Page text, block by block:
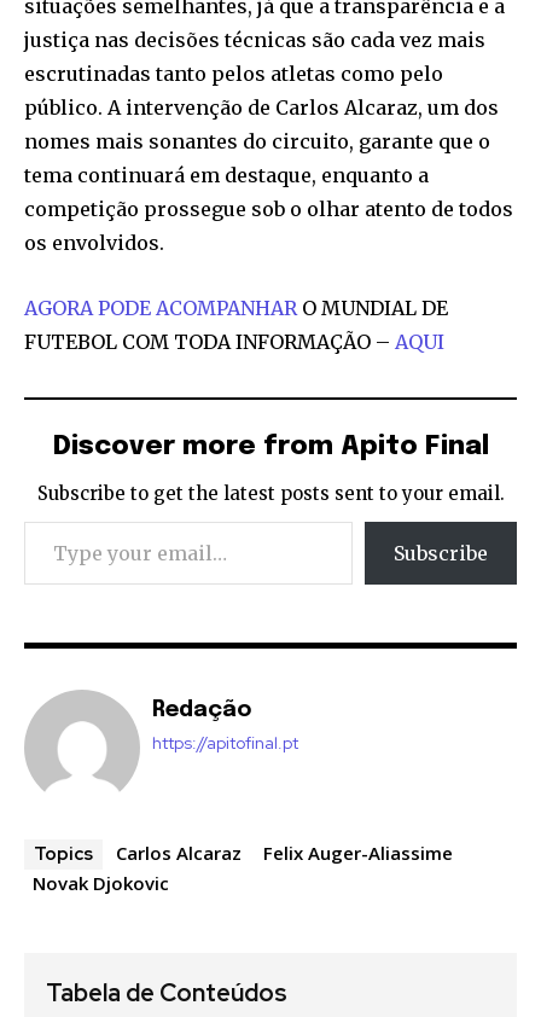
situações semelhantes, já que a transparência e a
justiça nas decisões técnicas são cada vez mais
escrutinadas tanto pelos atletas como pelo
público. A intervenção de Carlos Alcaraz, um dos
nomes mais sonantes do circuito, garante que o
tema continuará em destaque, enquanto a
competição prossegue sob o olhar atento de todos
os envolvidos.
AGORA PODE ACOMPANHAR O MUNDIAL DE
FUTEBOL COM TODA INFORMAÇÃO – AQUI
Discover more from Apito Final
Subscribe to get the latest posts sent to your email.
Type your email…
Subscribe
Redação
https://apitofinal.pt
Topics Carlos Alcaraz
Felix Auger-Aliassime
Novak Djokovic
Tabela de Conteúdos